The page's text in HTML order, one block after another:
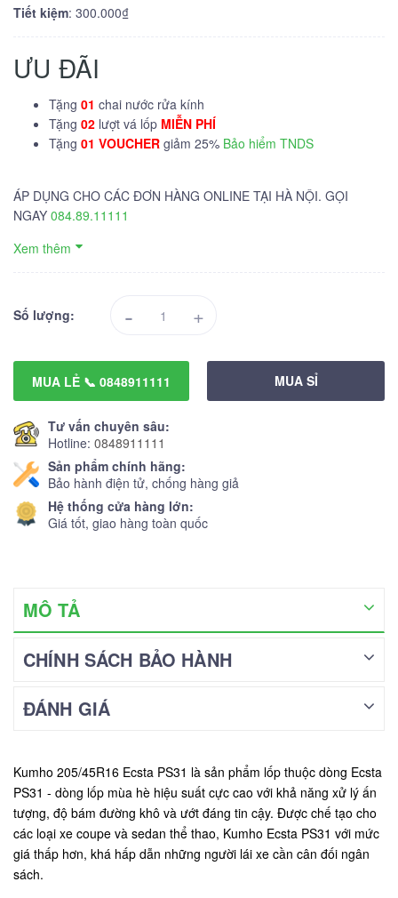
Tiết kiệm: 300.000₫
ƯU ĐÃI
Tặng 01 chai nước rửa kính
Tặng 02 lượt vá lốp MIỄN PHÍ
Tặng 01 VOUCHER giảm 25% Bảo hiểm TNDS
ÁP DỤNG CHO CÁC ĐƠN HÀNG ONLINE TẠI HÀ NỘI. GỌI
NGAY 084.89.11111
Xem thêm
Số lượng: - +
MUA LẺ 📞 0848911111 MUA SỈ
Tư vấn chuyên sâu:
Hotline: 0848911111
Sản phẩm chính hãng:
Bảo hành điện tử, chống hàng giả
Hệ thống cửa hàng lớn:
Giá tốt, giao hàng toàn quốc
MÔ TẢ
CHÍNH SÁCH BẢO HÀNH
ĐÁNH GIÁ
Kumho 205/45R16 Ecsta PS31 là sản phẩm lốp thuộc dòng Ecsta
PS31 - dòng lốp mùa hè hiệu suất cực cao với khả năng xử lý ấn
tượng, độ bám đường khô và ướt đáng tin cậy. Được chế tạo cho
các loại xe coupe và sedan thể thao, Kumho Ecsta PS31 với mức
giá thấp hơn, khá hấp dẫn những người lái xe cần cân đối ngân
sách.